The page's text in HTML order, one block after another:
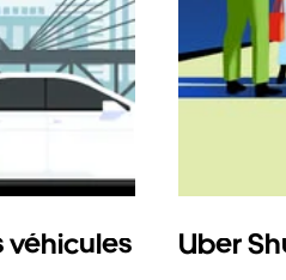
véhicules Uber